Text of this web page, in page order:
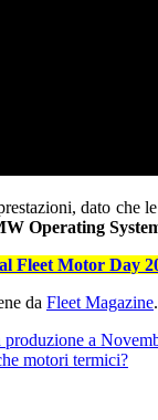
dato che
Operating
Fleet Motor Day
da Fleet Magazine.
a
motori termici?